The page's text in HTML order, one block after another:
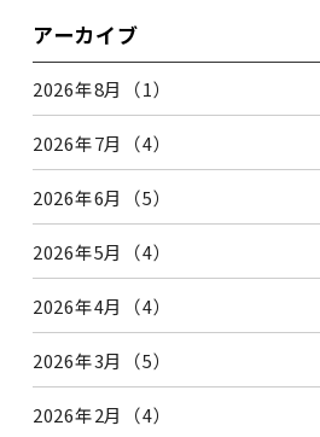
アーカイブ
2026年8月（1）
2026年7月（4）
2026年6月（5）
2026年5月（4）
2026年4月（4）
2026年3月（5）
2026年2月（4）